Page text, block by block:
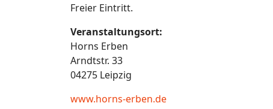
Freier Eintritt.
Veranstaltungsort:
Horns Erben
Arndtstr. 33
04275 Leipzig
www.horns-erben.de